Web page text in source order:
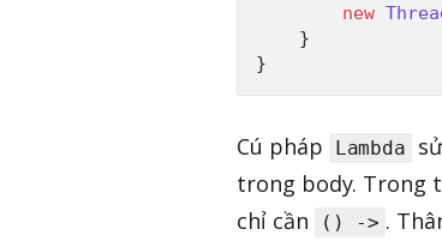
new
}
}
Cú pháp Lambda
trong body. Trong
chỉ cần
() -> .